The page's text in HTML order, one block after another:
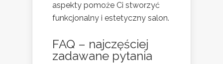
aspekty pomoże Ci stworzyć
funkcjonalny i estetyczny salon.
FAQ – najczęściej
zadawane pytania